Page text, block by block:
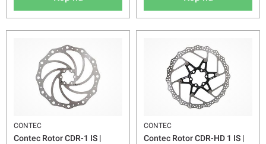
CONTEC
Contec Rotor CDR-1 IS |
CONTEC
Contec Rotor CDR-HD 1 IS |